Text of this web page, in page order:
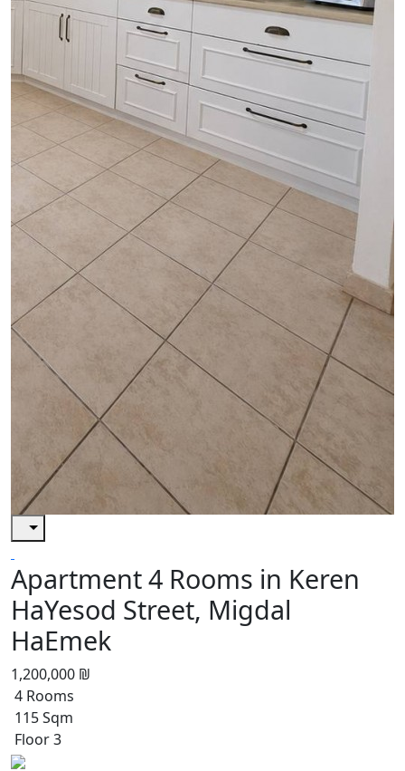
Apartment 4 Rooms in Keren
HaYesod Street, Migdal
HaEmek
1,200,000 ₪
4 Rooms
115 Sqm
Floor 3